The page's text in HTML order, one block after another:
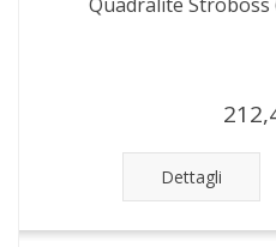
Dettagli